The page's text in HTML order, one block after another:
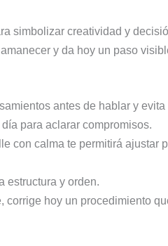
simbolizar creatividad y
y da hoy un paso
antes de hablar y
para aclarar compromisos.
con calma te permitirá
estructura y orden.
corrige hoy un procedimiento